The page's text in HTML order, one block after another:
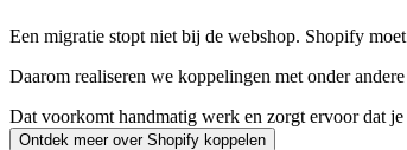
Een migratie stopt niet bij de webshop. Shopify
Daarom realiseren we koppelingen met onder
Dat voorkomt handmatig werk en zorgt ervoor dat
Ontdek meer over Shopify koppelen